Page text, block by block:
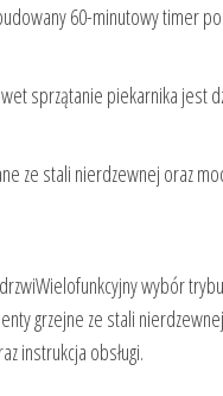
60-minutowy timer
sprzątanie piekarnika jest
ze stali nierdzewnej oraz
wybór
grzejne ze stali
instrukcja obsługi.